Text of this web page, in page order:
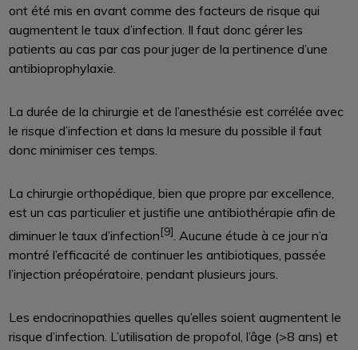
ont été mis en avant comme des facteurs de risque qui
augmentent le taux d’infection. Il faut donc gérer les
patients au cas par cas pour juger de la pertinence d’une
antibioprophylaxie.
La durée de la chirurgie et de l’anesthésie est corrélée avec
le risque d’infection et dans la mesure du possible il faut
donc minimiser ces temps.
La chirurgie orthopédique, bien que propre par excellence,
est un cas particulier et justifie une antibiothérapie afin de
diminuer le taux d’infection[9]. Aucune étude à ce jour n’a
montré l’efficacité de continuer les antibiotiques, passée
l’injection préopératoire, pendant plusieurs jours.
Les endocrinopathies quelles qu’elles soient augmentent le
risque d’infection. L’utilisation de propofol, l’âge (>8 ans) et